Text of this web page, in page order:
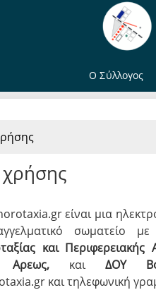
Ο Σύλλογος
χρήσης
είναι μια
σωματείο
και Περιφερειακής
Αρεως, καιΔΟΥ
και τηλεφωνική